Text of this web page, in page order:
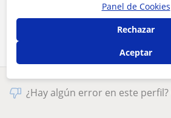
Comparte a este profesor
¿Hay algún error en este perfil?
Panel de Cookies
Rechazar
Aceptar